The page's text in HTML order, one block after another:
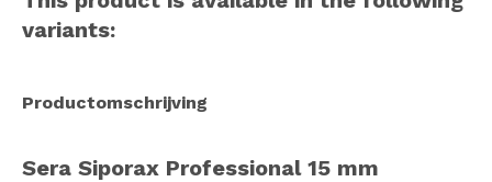
variants:
Productomschrijving
Sera Siporax Professional 15 mm